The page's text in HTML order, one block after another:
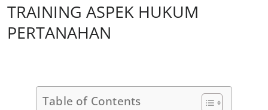
TRAINING ASPEK HUKUM
PERTANAHAN
Table of Contents